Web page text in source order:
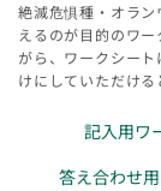
絶滅危惧種・オラ
えるのが目的のワ
がら、ワークシー
けにしていただける
記入用ワ
答え合わせ